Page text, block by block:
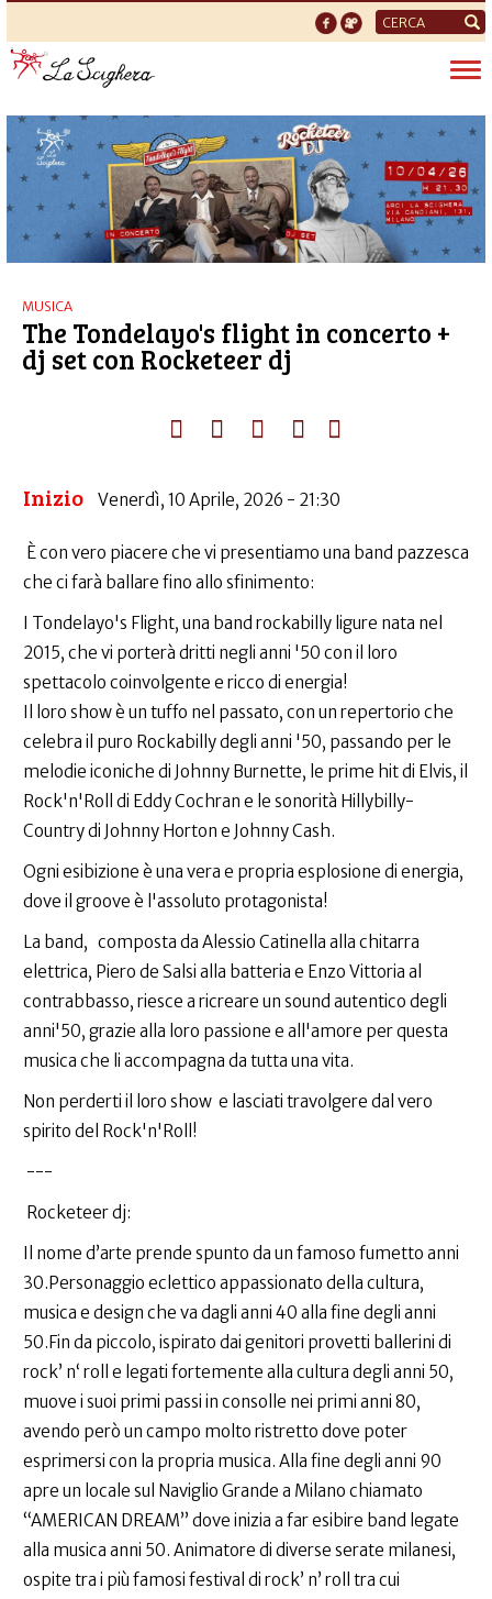
Form
di
ricerca
MUSICA
The Tondelayo's flight in concerto +
dj set con Rocketeer dj
Inizio Venerdì, 10 Aprile, 2026 - 21:30
È con vero piacere che vi presentiamo una band pazzesca
che ci farà ballare fino allo sfinimento:
I Tondelayo's Flight, una band rockabilly ligure nata nel
2015, che vi porterà dritti negli anni '50 con il loro
spettacolo coinvolgente e ricco di energia!
Il loro show è un tuffo nel passato, con un repertorio che
celebra il puro Rockabilly degli anni '50, passando per le
melodie iconiche di Johnny Burnette, le prime hit di Elvis, il
Rock'n'Roll di Eddy Cochran e le sonorità Hillybilly-
Country di Johnny Horton e Johnny Cash.
Ogni esibizione è una vera e propria esplosione di energia,
dove il groove è l'assoluto protagonista!
La band, composta da Alessio Catinella alla chitarra​
elettrica, Piero de Salsi alla batteria e Enzo Vittoria al
contrabbasso, riesce a ricreare un sound autentico degli
anni'50, grazie alla loro passione e all'amore per questa
musica che li accompagna da tutta una vita.
Non perderti il loro show e lasciati travolgere dal vero
spirito del Rock'n'Roll!
---
Rocketeer dj:
Il nome d’arte prende spunto da un famoso fumetto anni
30.Personaggio eclettico appassionato della cultura,
musica e design che va dagli anni 40 alla fine degli anni
50.Fin da piccolo, ispirato dai genitori provetti ballerini di
rock’ n‘ roll e legati fortemente alla cultura degli anni 50,
muove i suoi primi passi in consolle nei primi anni 80,
avendo però un campo molto ristretto dove poter
esprimersi con la propria musica. Alla fine degli anni 90
apre un locale sul Naviglio Grande a Milano chiamato
“AMERICAN DREAM” dove inizia a far esibire band legate
alla musica anni 50. Animatore di diverse serate milanesi,
ospite tra i più famosi festival di rock’ n’ roll tra cui